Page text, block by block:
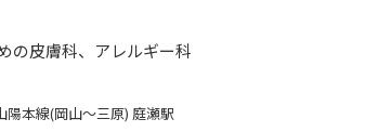
の皮膚科、アレルギー科
本線(岡山～三原) 庭瀬駅